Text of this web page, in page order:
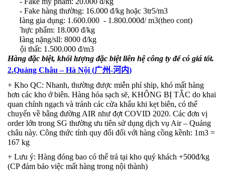
- Fake hàng thường: 16.000 đ/kg hoặc 3tr5/m3
+ Hàng gia dụng: 1.600.000 - 1.800.000đ/ m3(theo cont)
+ Thực phẩm: 18.000 đ/kg
+ Hàng nặng/sll: 8000 đ/kg
+ Nội thất: 1.500.000 đ/m3
Hàng đặc biệt, khối lượng đặc biệt liên hệ công ty để có giá tốt.
2.Quảng Châu – Hà Nội (广州-河内)
+ Kho QC: Nhanh, thường được miễn phí ship, khó mất hàng
hơn các kho ở biên. Hàng hóa sạch sẽ, KHÔNG BỊ TẮC do khai
quan chính ngạch và tránh các cửa khẩu khi kẹt biên, có thể
chuyển về bằng đường AIR như đợt COVID 2020. Các đơn vị
order lớn trong SG thường ưu tiên sử dụng dịch vụ Air – Quảng
châu này. Công thức tính quy đổi đối với hàng cồng kềnh: 1m3 =
167 kg
+ Lưu ý: Hàng đóng bao có thể trả tại kho quý khách +500đ/kg
(CP đảm bảo việc mất hàng trong nội thành)